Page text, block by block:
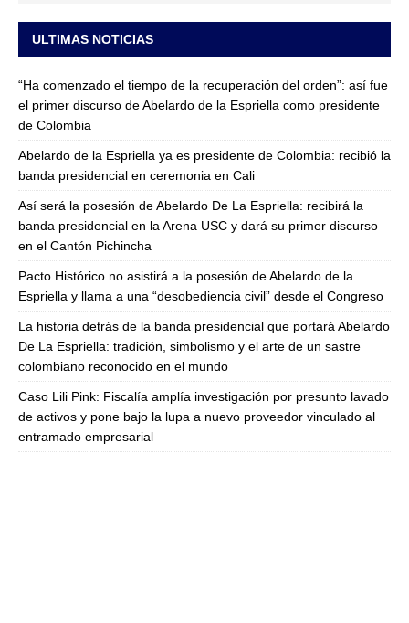
ULTIMAS NOTICIAS
“Ha comenzado el tiempo de la recuperación del orden”: así fue
el primer discurso de Abelardo de la Espriella como presidente
de Colombia
Abelardo de la Espriella ya es presidente de Colombia: recibió la
banda presidencial en ceremonia en Cali
Así será la posesión de Abelardo De La Espriella: recibirá la
banda presidencial en la Arena USC y dará su primer discurso
en el Cantón Pichincha
Pacto Histórico no asistirá a la posesión de Abelardo de la
Espriella y llama a una “desobediencia civil” desde el Congreso
La historia detrás de la banda presidencial que portará Abelardo
De La Espriella: tradición, simbolismo y el arte de un sastre
colombiano reconocido en el mundo
Caso Lili Pink: Fiscalía amplía investigación por presunto lavado
de activos y pone bajo la lupa a nuevo proveedor vinculado al
entramado empresarial